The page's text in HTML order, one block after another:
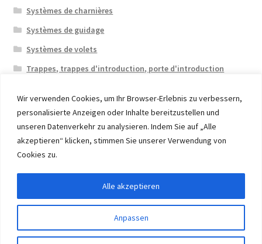
Wir verwenden Cookies, um Ihr Browser-Erlebnis zu verbessern,
personalisierte Anzeigen oder Inhalte bereitzustellen und
unseren Datenverkehr zu analysieren. Indem Sie auf „Alle
akzeptieren“ klicken, stimmen Sie unserer Verwendung von
Cookies zu.
Anpassen
Alle akzeptieren
Systèmes de charnières
Systèmes de guidage
Systèmes de volets
Trappes, trappes d'introduction, porte d'introduction
© 2026 Eruon Trade UG, Germany, member of the ERUON